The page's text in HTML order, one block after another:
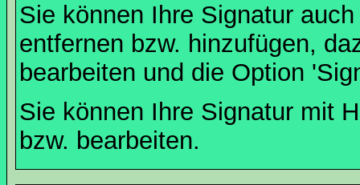
Sie können Ihre Signatur
entfernen bzw. hinzufügen,
bearbeiten und die Option
Sie können Ihre Signatur mit
bzw. bearbeiten.